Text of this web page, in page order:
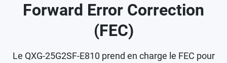
Forward Error Correction
(FEC)
Le QXG-25G2SF-E810 prend en charge le FEC pour